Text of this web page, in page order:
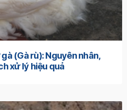
(Gà rù): Nguyên nhân,
xử lý hiệu quả